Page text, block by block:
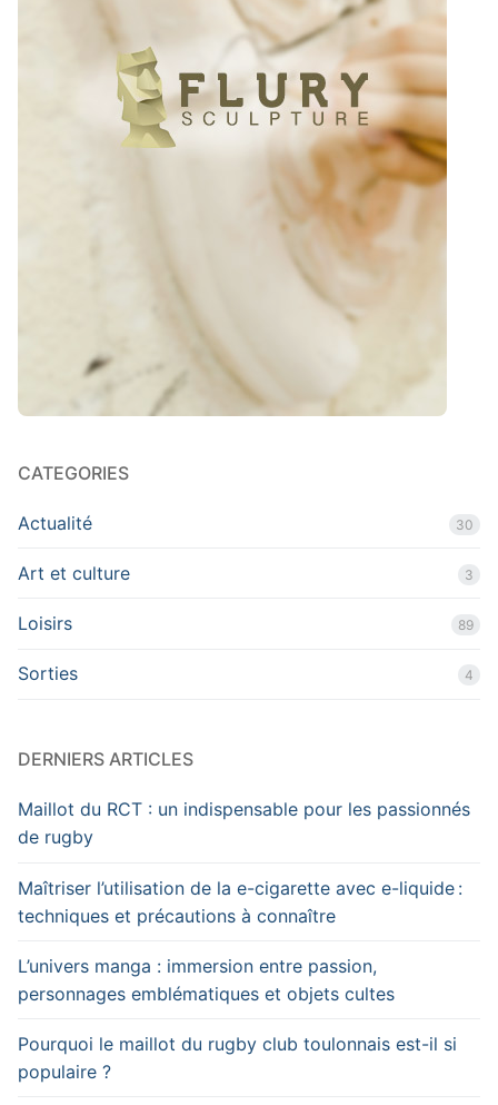
CATEGORIES
Actualité 30
Art et culture 3
Loisirs 89
Sorties 4
DERNIERS ARTICLES
Maillot du RCT : un indispensable pour les passionnés
de rugby
Maîtriser l’utilisation de la e-cigarette avec e-liquide :
techniques et précautions à connaître
L’univers manga : immersion entre passion,
personnages emblématiques et objets cultes
Pourquoi le maillot du rugby club toulonnais est-il si
populaire ?